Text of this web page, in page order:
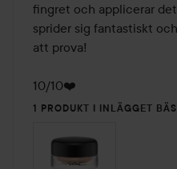
fingret och applicerar
sprider sig fantastiskt
att prova!
10/10❤️
1 PRODUKT I INLÄGGET